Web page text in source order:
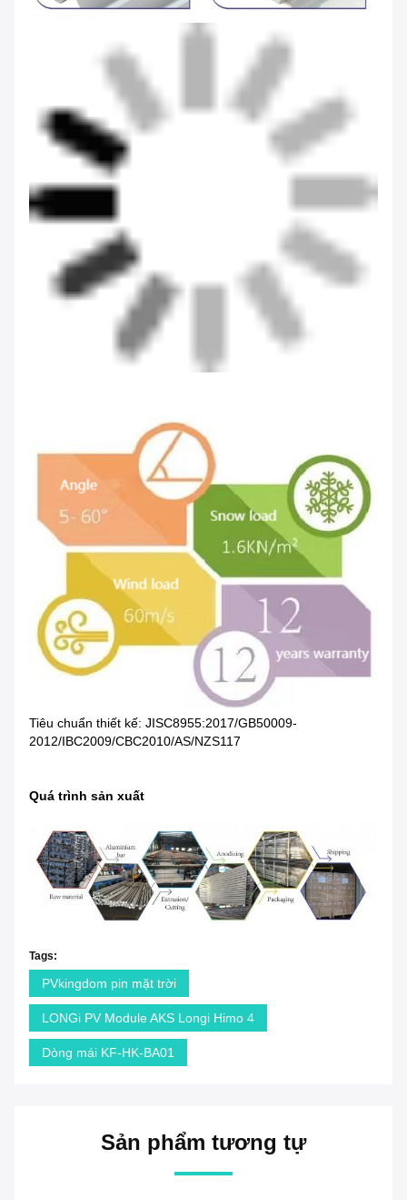
Tiêu chuẩn thiết kế: JISC8955:2017/GB50009-
2012/IBC2009/CBC2010/AS/NZS117
Quá trình sản xuất
Tags:
PVkingdom pin mặt trời
LONGi PV Module AKS Longi Himo 4
Dòng mái KF-HK-BA01
Sản phẩm tương tự